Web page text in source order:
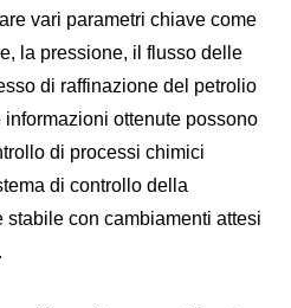
vari parametri chiave come
la pressione, il flusso delle
di raffinazione del petrolio
ottenute possono
di processi chimici
di controllo della
stabile con cambiamenti attesi